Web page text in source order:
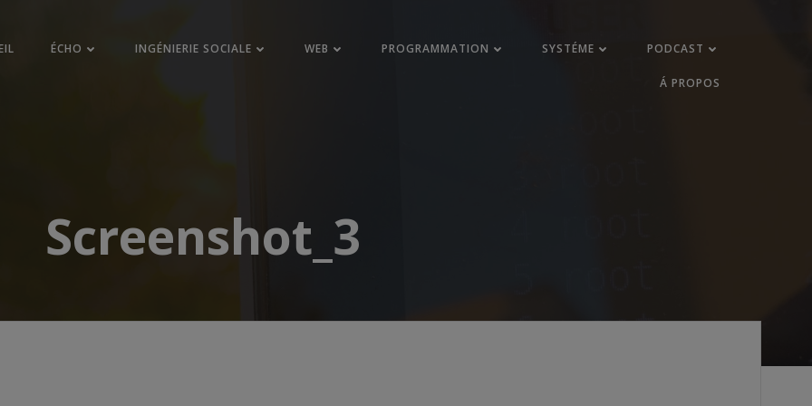
ÉCHO INGÉNIERIE SOCIALE WEB PROGRAMMATION SYSTÉME PODCAST
Á PROPOS
Screenshot_3